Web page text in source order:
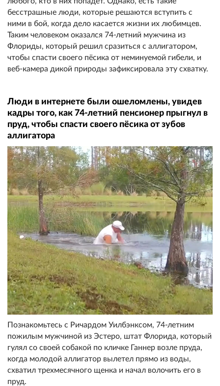
бесстрашные люди, которые решаются вступить с
ними в бой, когда дело касается жизни их любимцев.
Таким человеком оказался 74-летний мужчина из
Флориды, который решил сразиться с аллигатором,
чтобы спасти своего пёсика от неминуемой гибели, и
веб-камера дикой природы зафиксировала эту схватку.
Люди в интернете были ошеломлены, увидев
кадры того, как 74-летний пенсионер прыгнул в
пруд, чтобы спасти своего пёсика от зубов
аллигатора
Познакомьтесь с Ричардом Уилбэнксом, 74-летним
пожилым мужчиной из Эстеро, штат Флорида, который
гулял со своей собакой по кличке Ганнер возле пруда,
когда молодой аллигатор вылетел прямо из воды,
схватил трехмесячного щенка и начал волочить его в
пруд.